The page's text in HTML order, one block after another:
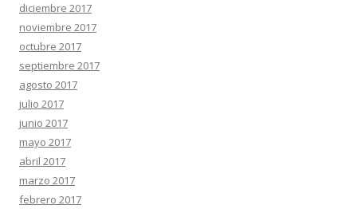
diciembre 2017
noviembre 2017
octubre 2017
septiembre 2017
agosto 2017
julio 2017
junio 2017
mayo 2017
abril 2017
marzo 2017
febrero 2017